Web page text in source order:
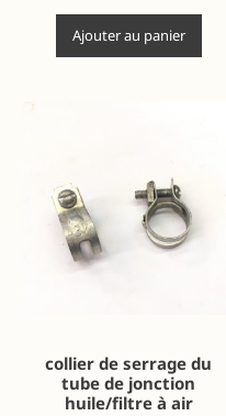
Ajouter au panier
collier de serrage du
tube de jonction
huile/filtre à air